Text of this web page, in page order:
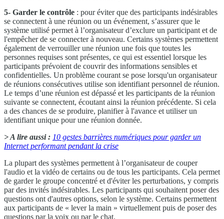
5- Garder le contrôle : pour éviter que des participants indésirables
se connectent à une réunion ou un événement, s’assurer que le
système utilisé permet à l’organisateur d’exclure un participant et de
l'empêcher de se connecter à nouveau. Certains systèmes permettent
également de verrouiller une réunion une fois que toutes les
personnes requises sont présentes, ce qui est essentiel lorsque les
participants prévoient de couvrir des informations sensibles et
confidentielles. Un problème courant se pose lorsqu'un organisateur
de réunions consécutives utilise son identifiant personnel de réunion.
Le temps d’une réunion est dépassé et les participants de la réunion
suivante se connectent, écoutant ainsi la réunion précédente. Si cela
a des chances de se produire, planifier à l'avance et utiliser un
identifiant unique pour une réunion donnée.
> A lire aussi : 10 gestes barrières numériques pour garder un
Internet performant pendant la crise
La plupart des systèmes permettent à l’organisateur de couper
l'audio et la vidéo de certains ou de tous les participants. Cela permet
de garder le groupe concentré et d'éviter les perturbations, y compris
par des invités indésirables. Les participants qui souhaitent poser des
questions ont d'autres options, selon le système. Certains permettent
aux participants de « lever la main » virtuellement puis de poser des
questions par la voix ou par le chat.